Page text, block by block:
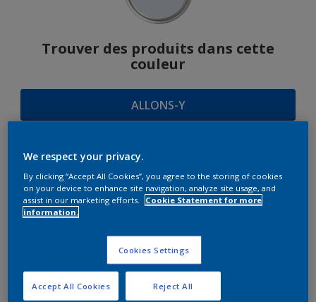
Trouver des produits dans cette
couleur
ALLONS-Y
SUGGESTIONS
D'HARMONIES
Le Blanc Parfait
We respect your privacy.
By clicking “Accept All Cookies”, you agree to the storing of cookies
on your device to enhance site navigation, analyze site usage, and
assist in our marketing efforts.
Cookie Statement for more
information.
Cookies Settings
Reject All
Accept All Cookies